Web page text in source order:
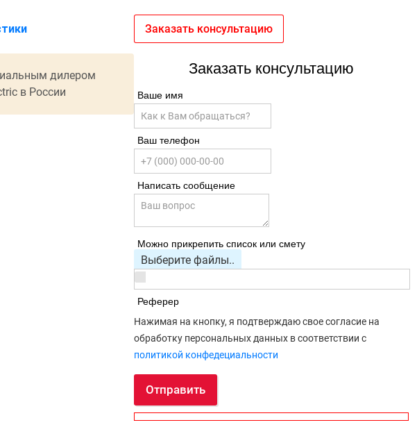
Заказать консультацию
Заказать консультацию
Ваше имя
Ваш телефон
Написать сообщение
Можно прикрепить список или смету
Выберите файлы..
Реферер
Нажимая на кнопку, я подтверждаю свое согласие на
обработку персональных данных в соответствии с
политикой конфедециальности
Отправить
дилером
в России